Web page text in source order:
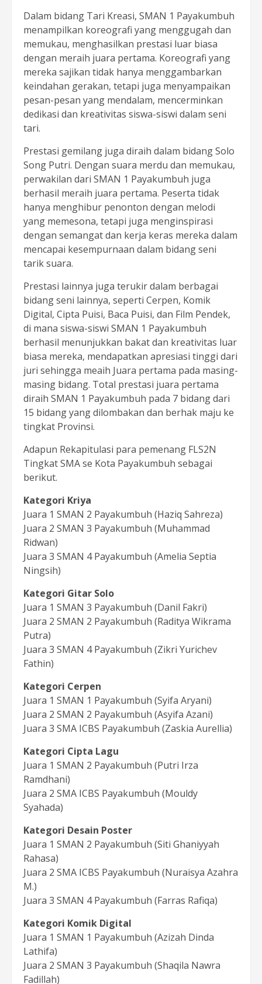
Dalam bidang Tari Kreasi, SMAN 1 Payakumbuh
menampilkan koreografi yang menggugah dan
memukau, menghasilkan prestasi luar biasa
dengan meraih juara pertama. Koreografi yang
mereka sajikan tidak hanya menggambarkan
keindahan gerakan, tetapi juga menyampaikan
pesan-pesan yang mendalam, mencerminkan
dedikasi dan kreativitas siswa-siswi dalam seni
tari.
Prestasi gemilang juga diraih dalam bidang Solo
Song Putri. Dengan suara merdu dan memukau,
perwakilan dari SMAN 1 Payakumbuh juga
berhasil meraih juara pertama. Peserta tidak
hanya menghibur penonton dengan melodi
yang memesona, tetapi juga menginspirasi
dengan semangat dan kerja keras mereka dalam
mencapai kesempurnaan dalam bidang seni
tarik suara.
Prestasi lainnya juga terukir dalam berbagai
bidang seni lainnya, seperti Cerpen, Komik
Digital, Cipta Puisi, Baca Puisi, dan Film Pendek,
di mana siswa-siswi SMAN 1 Payakumbuh
berhasil menunjukkan bakat dan kreativitas luar
biasa mereka, mendapatkan apresiasi tinggi dari
juri sehingga meaih Juara pertama pada masing-
masing bidang. Total prestasi juara pertama
diraih SMAN 1 Payakumbuh pada 7 bidang dari
15 bidang yang dilombakan dan berhak maju ke
tingkat Provinsi.
Adapun Rekapitulasi para pemenang FLS2N
Tingkat SMA se Kota Payakumbuh sebagai
berikut.
Kategori Kriya
Juara 1 SMAN 2 Payakumbuh (Haziq Sahreza)
Juara 2 SMAN 3 Payakumbuh (Muhammad
Ridwan)
Juara 3 SMAN 4 Payakumbuh (Amelia Septia
Ningsih)
Kategori Gitar Solo
Juara 1 SMAN 3 Payakumbuh (Danil Fakri)
Juara 2 SMAN 2 Payakumbuh (Raditya Wikrama
Putra)
Juara 3 SMAN 4 Payakumbuh (Zikri Yurichev
Fathin)
Kategori Cerpen
Juara 1 SMAN 1 Payakumbuh (Syifa Aryani)
Juara 2 SMAN 2 Payakumbuh (Asyifa Azani)
Juara 3 SMA ICBS Payakumbuh (Zaskia Aurellia)
Kategori Cipta Lagu
Juara 1 SMAN 2 Payakumbuh (Putri Irza
Ramdhani)
Juara 2 SMA ICBS Payakumbuh (Mouldy
Syahada)
Kategori Desain Poster
Juara 1 SMAN 2 Payakumbuh (Siti Ghaniyyah
Rahasa)
Juara 2 SMA ICBS Payakumbuh (Nuraisya Azahra
M.)
Juara 3 SMAN 4 Payakumbuh (Farras Rafiqa)
Kategori Komik Digital
Juara 1 SMAN 1 Payakumbuh (Azizah Dinda
Lathifa)
Juara 2 SMAN 3 Payakumbuh (Shaqila Nawra
Fadillah)